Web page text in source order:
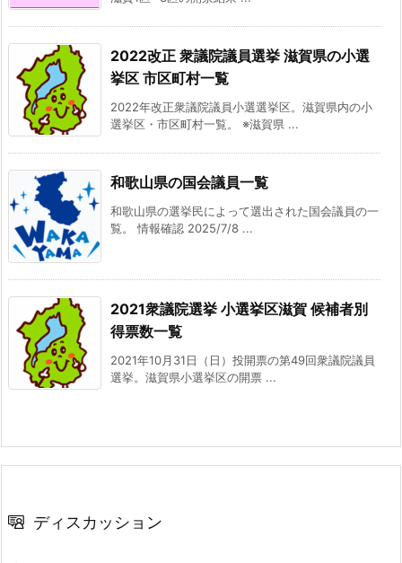
2022改正 衆議院議員選挙 滋賀県の小選
挙区 市区町村一覧
2022年改正衆議院議員小選選挙区。滋賀県内の小
選挙区・市区町村一覧。 ※滋賀県 ...
和歌山県の国会議員一覧
和歌山県の選挙民によって選出された国会議員の一
覧。 情報確認 2025/7/8 ...
2021衆議院選挙 小選挙区滋賀 候補者別
得票数一覧
2021年10月31日（日）投開票の第49回衆議院議員
選挙。滋賀県小選挙区の開票 ...
ディスカッション